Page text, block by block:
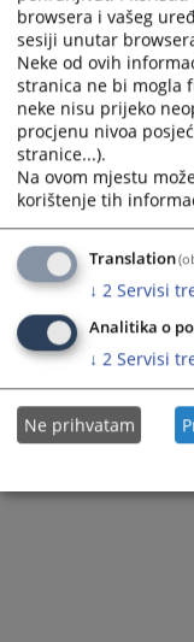
Prateći
43 0 Su 270169
PLANA JAVNIH
browsera i vašeg
sesiji unutar
Neke od ovih
stranica ne bi mogla
neke nisu prijeko
procjenu nivoa
stranice...).
Na ovom mjestu
korištenje tih
Translation
↓ 2 Servisi
Analitika o
↓ 2 Servisi
Ne prihvatam